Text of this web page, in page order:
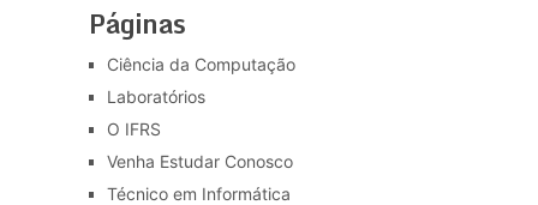
Páginas
Ciência da Computação
Laboratórios
O IFRS
Venha Estudar Conosco
Técnico em Informática